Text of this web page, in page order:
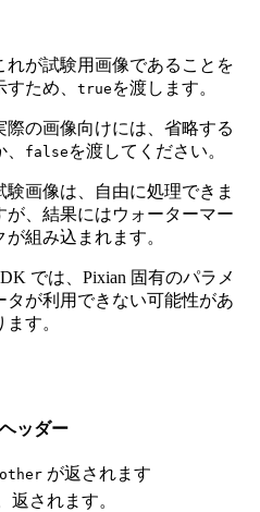
れが試験用画像であることを
すため、 true を渡します。
際の画像向けには、省略する
、
false を渡してください。
験画像は、自由に処理できま
が、結果にはウォーターマー
が組み込まれます。
では、Pixian 固有のパラメ
タが利用できない可能性があ
ます。
ッダー
other が返されます
返されます。